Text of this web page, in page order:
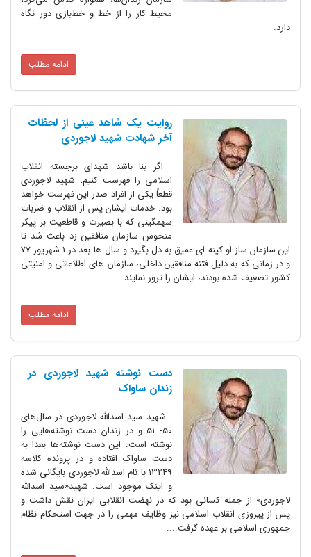
محیط کار را از خط و خط‌بازی دور نگاه
دارد.
ادامه مطلب
روایت یک شاهد عینی از لحظات
آخر شهادت شهید لاجوردی
اگر بنا باشد شهدای برجسته انقلاب
اسلامی را فهرست کنیم، شهید لاجوردی
قطعاً یکی از افراد صدر این فهرست خواهد
بود. خدمات ایشان پس از انقلاب و ضربات
سهمگینی که با بصیرت و قاطعیت بر پیکر
منحوس سازمان منافقین زد باعث شد تا
این سازمان ساز او کینه ای عمیق به دل بگیرد و سال ها بعد در 1 شهریور 77
و در زمانی که به دلیل فتنه منافقین داخلی، سازمان های اطلاعاتی و امنیتی
کشور تضعیف شده بودند، ایشان را ترور نمایند....
ادامه مطلب
دست نوشته شهید لاجوردی در
زندان ساواک
شهید سید اسدالله لاجوردی در سال‌های
۵۰- ۵۱ و در زندان دست نوشته‌هایی را
نوشته است. این دست نوشته‌ها بعدا به
دست ساواک افتاده و در پرونده کلاسه
۱۳۲۴۹ با نام اسدالله لاجوردی بایگانی شده
و اینک موجود است. شهید«سید اسدالله
لاجوردی» از جمله کسانی بود که در نهضت انقلابی ایران نقش داشت و
پس از پیروزی انقلاب اسلامی‌ نیز وظایف مهمی ‌را در جهت استحکام نظام
جمهوری اسلامی ‌بر عهده گرفت....